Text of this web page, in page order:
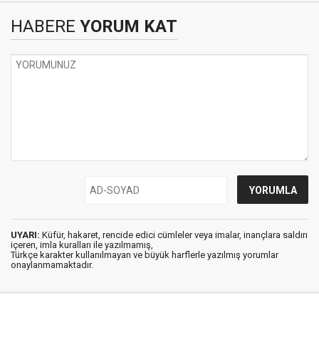
HABERE YORUM KAT
UYARI: Küfür, hakaret, rencide edici cümleler veya imalar, inançlara saldırı
içeren, imla kuralları ile yazılmamış,
Türkçe karakter kullanılmayan ve büyük harflerle yazılmış yorumlar
onaylanmamaktadır.